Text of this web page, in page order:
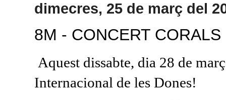
dimecres, 25 de març del
8M - CONCERT CORALS
Aquest dissabte, dia 28 de
Internacional de les Dones!